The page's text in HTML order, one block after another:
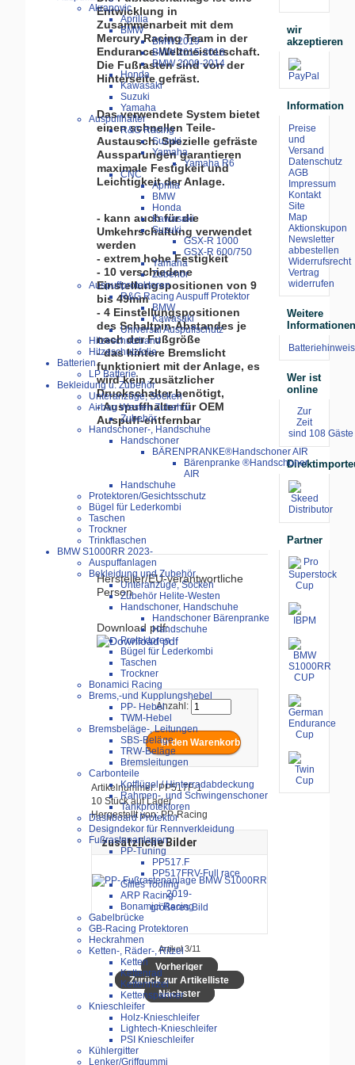
Akrapovic
Aprilia
BMW
BMW 2019-
BMW 2015-2018
BMW 2009-2014
Honda
Kawasaki
Suzuki
Yamaha
Auspuffhalter
R&G Racing
Suzuki
Yamaha
Yamaha R6
CNC
Aprilia
BMW
Honda
Kawasaki
Suzuki
GSX-R 1000
GSX-R 600/750
Yamaha
Zubehör
Auspuffprotektoren
R&G Racing Auspuff Protektor
BMW
Kawasaki
Universal Auspuffschutz
Hitzeschutzband
Hitzeschutzfolie
Batterien
LP Batterie
Bekleidung u. Zubehör
Unteranzüge, Socken
Airbag Westen Zubehör
Zubehör
Handschoner-, Handschuhe
Handschoner
BÄRENPRANKE®Handschoner AIR
Bärenpranke ®Handschoner
AIR
Handschuhe
Protektoren/Gesichtsschutz
Bügel für Lederkombi
Taschen
Trockner
Trinkflaschen
BMW S1000RR 2023-
Auspuffanlagen
Bekleidung und Zubehör
Unteranzüge, Socken
Zubehör Helite-Westen
Handschoner, Handschuhe
Handschoner Bärenpranke
Handschuhe
Protektoren
Bügel für Lederkombi
Taschen
Trockner
Bonamici Racing
Brems,-und Kupplungshebel
PP- Hebel
TWM-Hebel
Bremsbeläge-, Leitungen
SBS-Beläge
TRW-Beläge
Bremsleitungen
Carbonteile
Kotflügel / Hinterradabdeckung
Rahmen-, und Schwingenschoner
Tankprotektoren
Dashboard Protektor
Designdekor für Rennverkleidung
Fußrastenanlagen
PP-Tuning
PP517.F
PP517FRV-Full race
Gilles Tooling
ARP Racing
Bonamici Racing
Gabelbrücke
GB-Racing Protektoren
Heckrahmen
Ketten-, Räder-, Ritzel
Ketten
Kettenrad
Kettenritzel
Kettenspanner
Knieschleifer
Holz-Knieschleifer
Lightech-Knieschleifer
PSI Knieschleifer
Kühlergitter
Lenker/Griffgummi
Entwicklung in
Zusammenarbeit mit dem
Mercury Racing Team in der
Endurance-Weltmeisterschaft.
Die Fußrasten sind von der
Hinterseite gefräst.
Das verwendete System bietet
einen schnellen Teile-
Austausch. Spezielle gefräste
Aussparungen garantieren
maximale Festigkeit und
Leichtigkeit der Anlage.
- kann auch für die
Umkehrschaltung verwendet
werden
- extrem hohe Festigkeit
- 10 verschiedene
Einstellungspositionen von 9
bis 49mm
- 4 Einstellungspositionen
des Schaltpin-Abstandes je
nach der Fußgröße
- das hintere Bremslicht
funktioniert mit der Anlage, es
wird kein zusätzlicher
Druckschalter benötigt,
- Auspuffhalter für OEM
Auspuff-entfernbar
Hersteller/EU-verantwortliche
Person
Download pdf:
Anzahl:
Artikelnummer: PP517F-1
10 Stück auf Lager
Hergestellt von: PP-Racing
zusätzliche Bilder
größeres Bild
Artikel 3/11
Vorheriger
Zurück zur Artikelliste
Nächster
wir
akzeptieren
Information
Preise
und
Versand
Datenschutz
AGB
Impressum
Kontakt
Site
Map
Aktionskupon
Newsletter
abbestellen
Widerrufsrecht
Vertrag
widerrufen
Weitere
Batteriehinweis
Wer ist
online
Zur
Zeit
sind 108
Partner